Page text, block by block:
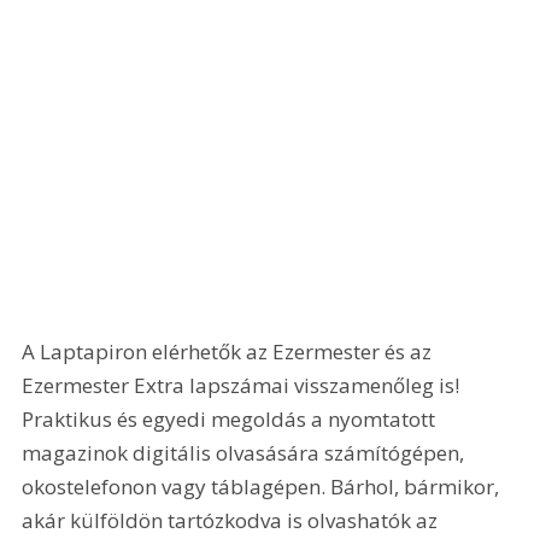
A Laptapiron elérhetők az Ezermester és az
Ezermester Extra lapszámai visszamenőleg is!
Praktikus és egyedi megoldás a nyomtatott
magazinok digitális olvasására számítógépen,
okostelefonon vagy táblagépen. Bárhol, bármikor,
akár külföldön tartózkodva is olvashatók az